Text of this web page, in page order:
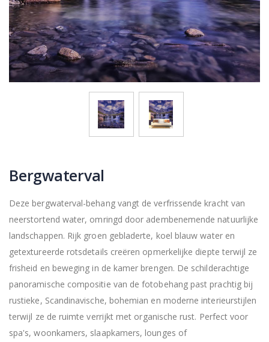
Bergwaterval
Deze bergwaterval-behang vangt de verfrissende kracht van
neerstortend water, omringd door adembenemende natuurlijke
landschappen. Rijk groen gebladerte, koel blauw water en
getextureerde rotsdetails creëren opmerkelijke diepte terwijl ze
frisheid en beweging in de kamer brengen. De schilderachtige
panoramische compositie van de fotobehang past prachtig bij
rustieke, Scandinavische, bohemian en moderne interieurstijlen
terwijl ze de ruimte verrijkt met organische rust. Perfect voor
spa's, woonkamers, slaapkamers, lounges of